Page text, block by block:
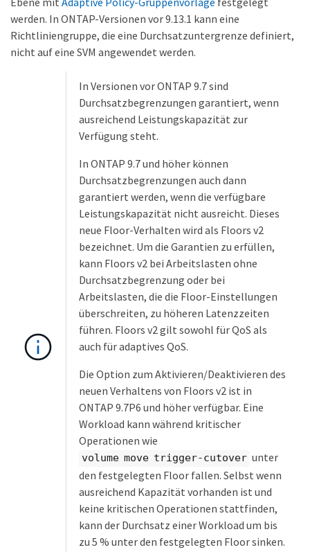
werden. In ONTAP-Versionen vor 9.13.1 kann eine
Richtliniengruppe, die eine Durchsatzuntergrenze definiert,
nicht auf eine SVM angewendet werden.
In Versionen vor ONTAP 9.7 sind
Durchsatzbegrenzungen garantiert, wenn
ausreichend Leistungskapazität zur
Verfügung steht.
In ONTAP 9.7 und höher können
Durchsatzbegrenzungen auch dann
garantiert werden, wenn die verfügbare
Leistungskapazität nicht ausreicht. Dieses
neue Floor-Verhalten wird als Floors v2
bezeichnet. Um die Garantien zu erfüllen,
kann Floors v2 bei Arbeitslasten ohne
Durchsatzbegrenzung oder bei
Arbeitslasten, die die Floor-Einstellungen
überschreiten, zu höheren Latenzzeiten
führen. Floors v2 gilt sowohl für QoS als
auch für adaptives QoS.
Die Option zum Aktivieren/Deaktivieren des
neuen Verhaltens von Floors v2 ist in
ONTAP 9.7P6 und höher verfügbar. Eine
Workload kann während kritischer
Operationen wie
volume move trigger-cutover unter
den festgelegten Floor fallen. Selbst wenn
ausreichend Kapazität vorhanden ist und
keine kritischen Operationen stattfinden,
kann der Durchsatz einer Workload um bis
zu 5 % unter den festgelegten Floor sinken.